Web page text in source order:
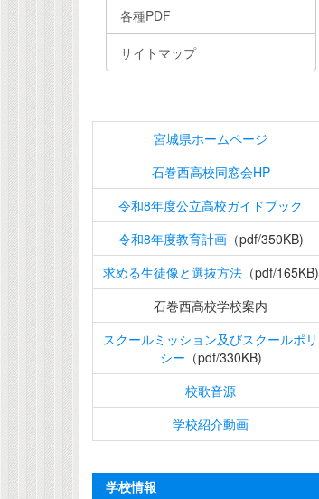
各種PDF
サイトマップ
宮城県ホームページ
石巻西高校同窓会HP
令和8年度公立高校ガイドブック
令和8年度教育計画（pdf/350KB)
求める生徒像と選抜方法（pdf/165KB)
石巻西高校学校案内
スクールミッション及びスクールポリ
シー （pdf/330KB)
校歌音源
学校紹介動画
学校情報